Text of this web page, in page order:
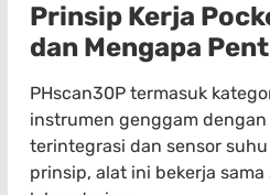
Prinsip Kerja
dan Mengapa
PHscan30P termasuk
instrumen genggam dengan
terintegrasi dan sensor
prinsip, alat ini bekerja